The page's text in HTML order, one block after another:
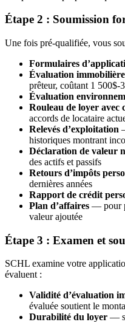
Étape 2 : Soumission
Une fois pré-qualifiée, vous
Formulaires
Évaluation immobilière
prêteur, coûtant 1 500$-
Évaluation
Rouleau de loyer avec
accords de locataire
Relevés d’exploitation
historiques montrant
Déclaration de valeur
des actifs et passifs
Retours d’impôts
dernières années
Rapport de crédit
Plan d’affaires — pour
valeur ajoutée
Étape 3 : Examen et
SCHL examine votre
évaluent :
Validité d’évaluation
évaluée soutient le
Durabilité du loyer —